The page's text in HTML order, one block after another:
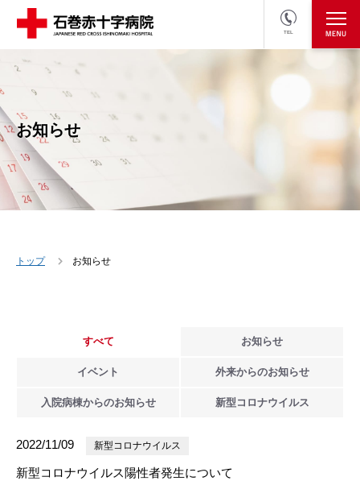
TEL
医療関係者の方
お知らせ
トップ お知らせ
すべて お知らせ
イベント 外来からのお知らせ
入院病棟からのお知らせ 新型 コロナウイルス
2022/11/09 新型コロナウイルス
新型コロナウイルス陽性者発生について